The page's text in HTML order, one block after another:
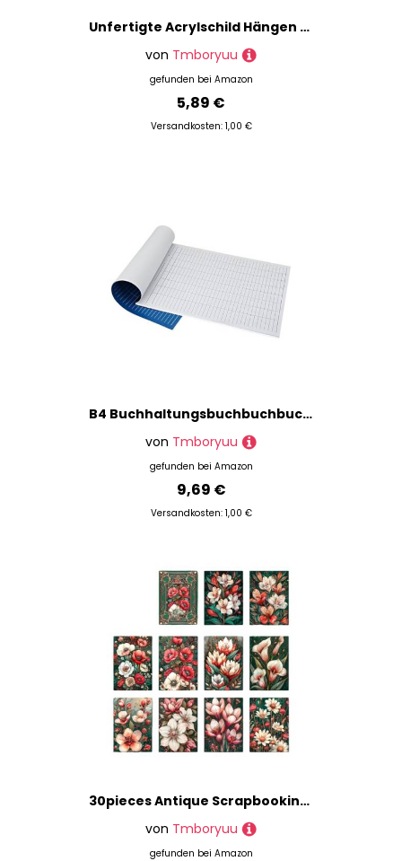
Unfertigte Acrylschild Hängen Mit 2 Löchern Rohlinge Klare Willkommenszeichen Für Pyrographie Malerei Schreiben Von Acryldekorative Unvollendete Leere Für Party
von Tmboryuu
gefunden bei Amazon
5,89 €
Versandkosten: 1,00 €
B4 Buchhaltungsbuchbuchbuch Bargeldbüchern
von Tmboryuu
gefunden bei Amazon
9,69 €
Versandkosten: 1,00 €
30pieces Antique Scrapbooking Paper 10x14cm Hintergrunddekorationspapier Für Craft Journal Notebook Foto Album Verpackung Retro Scrapbook Verzierungen
von Tmboryuu
gefunden bei Amazon